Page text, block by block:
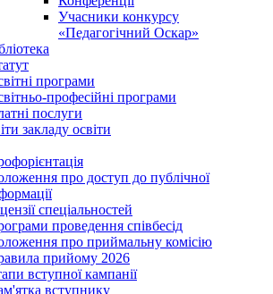
Учасники конкурсу
«Педагогічний Оскар»
програми
професійні програми
послуги
закладу освіти
про доступ до публічної
спеціальностей
проведення співбесід
про приймальну комісію
прийому 2026
вступної кампанії
вступнику